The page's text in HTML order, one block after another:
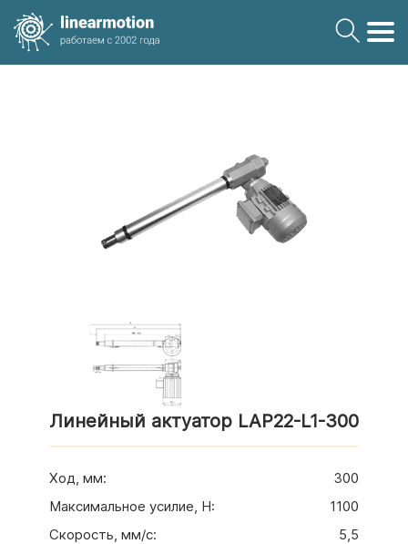
Линейный актуатор LAP22-L1-300
Ход, мм:
300
Максимальное усилие, H:
1100
Скорость, мм/c:
5,5